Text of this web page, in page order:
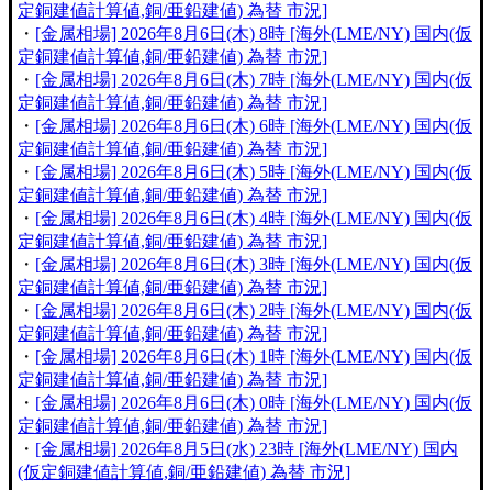
定銅建値計算値,銅/亜鉛建値) 為替 市況]
・ [金属相場] 2026年8月6日(木) 8時 [海外(LME/NY) 国内(仮
定銅建値計算値,銅/亜鉛建値) 為替 市況]
・ [金属相場] 2026年8月6日(木) 7時 [海外(LME/NY) 国内(仮
定銅建値計算値,銅/亜鉛建値) 為替 市況]
・ [金属相場] 2026年8月6日(木) 6時 [海外(LME/NY) 国内(仮
定銅建値計算値,銅/亜鉛建値) 為替 市況]
・ [金属相場] 2026年8月6日(木) 5時 [海外(LME/NY) 国内(仮
定銅建値計算値,銅/亜鉛建値) 為替 市況]
・ [金属相場] 2026年8月6日(木) 4時 [海外(LME/NY) 国内(仮
定銅建値計算値,銅/亜鉛建値) 為替 市況]
・ [金属相場] 2026年8月6日(木) 3時 [海外(LME/NY) 国内(仮
定銅建値計算値,銅/亜鉛建値) 為替 市況]
・ [金属相場] 2026年8月6日(木) 2時 [海外(LME/NY) 国内(仮
定銅建値計算値,銅/亜鉛建値) 為替 市況]
・ [金属相場] 2026年8月6日(木) 1時 [海外(LME/NY) 国内(仮
定銅建値計算値,銅/亜鉛建値) 為替 市況]
・ [金属相場] 2026年8月6日(木) 0時 [海外(LME/NY) 国内(仮
定銅建値計算値,銅/亜鉛建値) 為替 市況]
・ [金属相場] 2026年8月5日(水) 23時 [海外(LME/NY) 国内
(仮定銅建値計算値,銅/亜鉛建値) 為替 市況]